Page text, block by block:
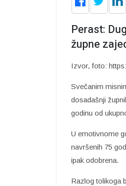
Perast:
župne
Izvor, foto:
Svečanim
dosadašnji
godinu od
U emotivnome
navršenih 75
ipak odobrena.
Razlog tolikoga